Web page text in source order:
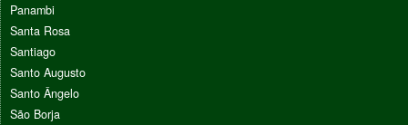
Panambi
Santa Rosa
Santiago
Santo Augusto
Santo Ângelo
São Borja